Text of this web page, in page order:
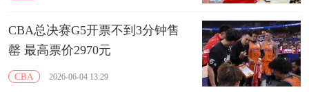
CBA总决赛G5开票不到3分钟售
罄 最高票价2970元
CBA 2026-06-04 13:29